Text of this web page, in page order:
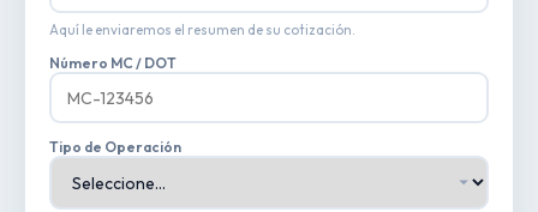
Aquí le enviaremos el resumen de su cotización.
Número MC / DOT
Tipo de Operación